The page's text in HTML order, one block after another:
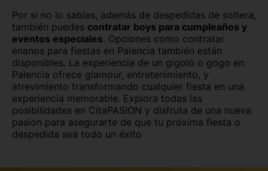
Salamanca capital San Sebastián
Santa Cruz de Tenerife Santander
Segovia capital Sevilla capital
Soria capital Tarragona capital
Teruel capital Toledo capital
Valencia capital
Por si no lo sabías, además de despedidas de soltera,
también puedes contratar boys para cumpleaños y
eventos especiales. Opciones como contratar
enanos para fiestas en Palencia también están
disponibles. La experiencia de un gigoló o gogo en
Palencia ofrece glamour, entretenimiento, y
atrevimiento transformando cualquier fiesta en una
experiencia memorable. Explora todas las
posibilidades en CitaPASION y disfruta de una nueva
pasion para asegurarte de que tu próxima fiesta o
despedida sea todo un éxito